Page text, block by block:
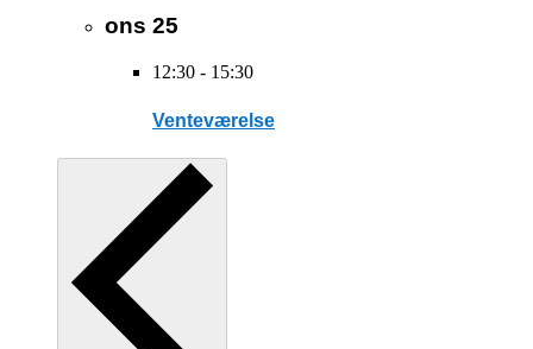
ons 25
12:30 - 15:30
Venteværelse